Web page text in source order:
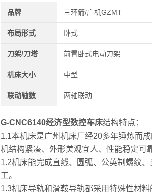
品牌 三环箭/广机GZMT
布局形式 卧式
刀架/刀塔 前置卧式电动刀架
机床大小 中型
联动轴数 两轴联动
G-CNC6140经济型数控车床结构特点：
1.1本机床是广州机床厂经20多年锤炼而
机结构紧凑、外形美观宜人、性能稳定可
1.2机床能完成直线、圆弧、公英制螺纹
工。
1.3机床导轨和滑鞍导轨都采用特殊性材